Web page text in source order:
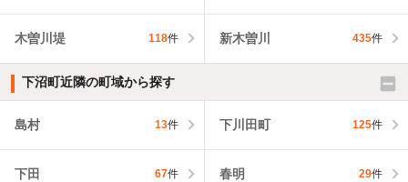
木曽川堤 118件 新木曽川 435件
下沼町近隣の町域から探す
島村 13件 下川田町 125件
下田 67件 春明 29件